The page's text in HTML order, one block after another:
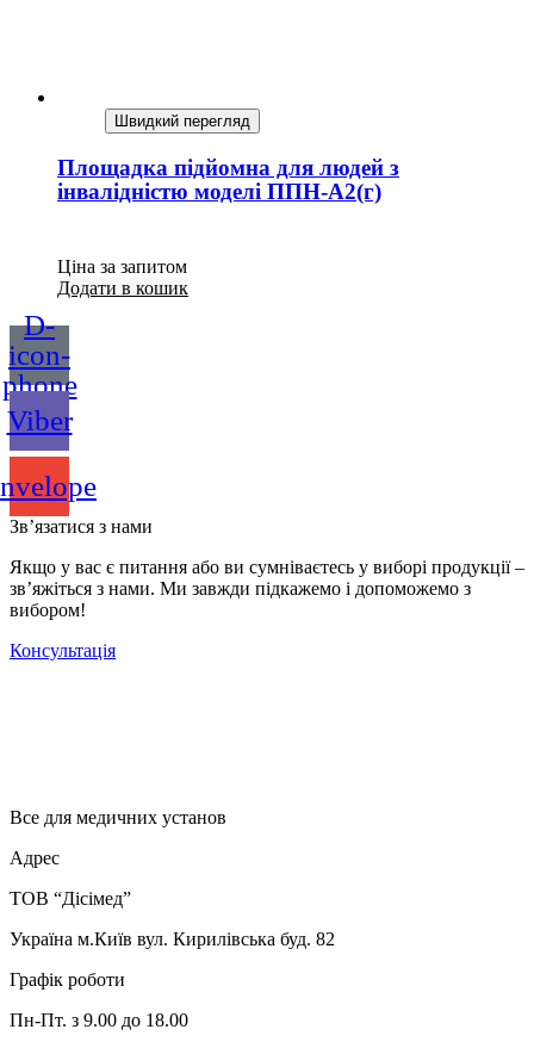
Швидкий перегляд
Площадка підйомна для людей з
інвалідністю моделі ППН-А2(г)
Ціна за запитом
Додати в кошик
D-
icon-
phone
Viber
Зв’язатися з нами
Якщо у вас є питання або ви сумніваєтесь у виборі продукції –
зв’яжіться з нами. Ми завжди підкажемо і допоможемо з
вибором!
Консультація
Все для медичних установ
Адрес
ТОВ “Дісімед”
Україна м.Київ вул. Кирилівська буд. 82
Графік роботи
Пн-Пт. з 9.00 до 18.00